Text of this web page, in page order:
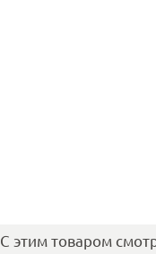
С этим товаром